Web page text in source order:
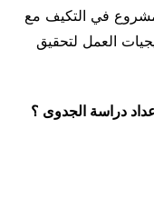
في التكيف مع
العمل لتحقيق
دراسة الجدوى ؟